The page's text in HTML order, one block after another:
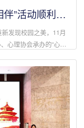
”活动顺利开
发现校园之美，11月
心理协会承办的“心寻